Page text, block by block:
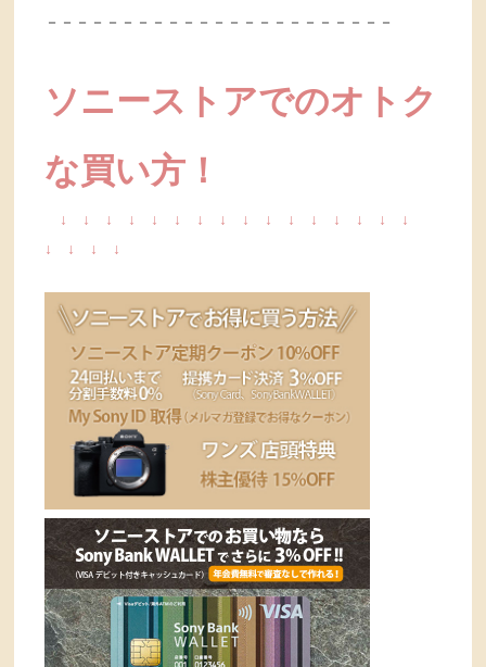
－－－－－－－－－－－－－－－－－－－－－－－
ソニーストアでのオトク
な買い方！
↓ ↓ ↓ ↓ ↓ ↓ ↓ ↓ ↓ ↓ ↓ ↓ ↓ ↓ ↓
↓
↓
↓ ↓ ↓